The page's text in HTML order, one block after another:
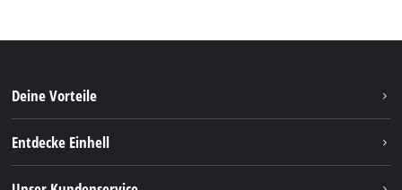
Deine Vorteile
Entdecke Einhell